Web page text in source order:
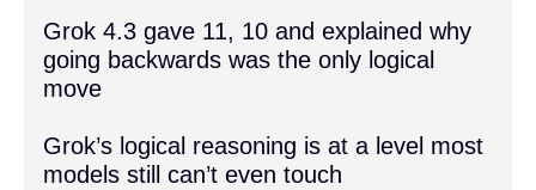
Grok 4.3 gave 11, 10 and explained why
going backwards was the only logical
move
Grok’s logical reasoning is at a level most
models still can’t even touch